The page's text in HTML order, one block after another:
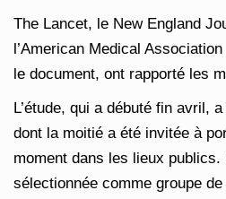
The Lancet, le New England
l’American Medical
le document, ont rapporté les
L’étude, qui a débuté fin avril,
dont la moitié a été invitée à
moment dans les lieux publics.
sélectionnée comme groupe